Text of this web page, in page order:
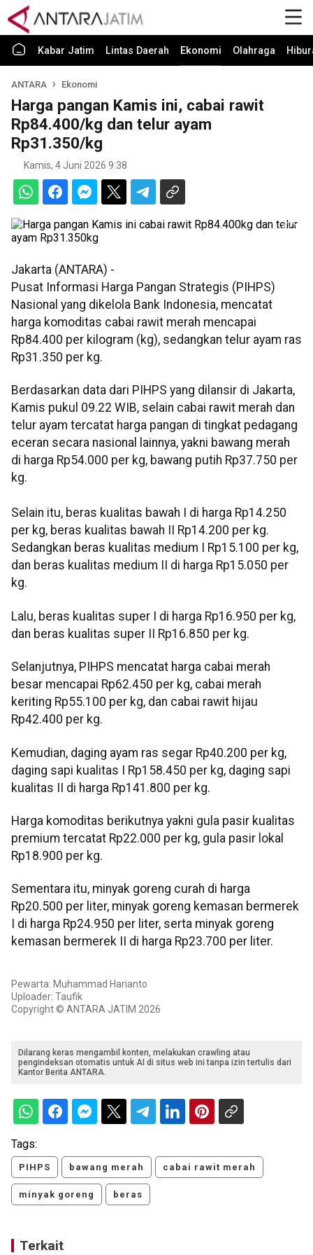
Kabar Jatim Lintas Daerah Ekonomi Olahraga
ANTARA Ekonomi
Harga pangan Kamis ini, cabai rawit
Rp84.400/kg dan telur ayam
Rp31.350/kg
Kamis, 4 Juni 2026 9:38
Jakarta (ANTARA) -
Pusat Informasi Harga Pangan Strategis (PIHPS)
Nasional yang dikelola Bank Indonesia, mencatat
harga komoditas cabai rawit merah mencapai
Rp84.400 per kilogram (kg), sedangkan telur ayam ras
Rp31.350 per kg.
Berdasarkan data dari PIHPS yang dilansir di Jakarta,
Kamis pukul 09.22 WIB, selain cabai rawit merah dan
telur ayam tercatat harga pangan di tingkat pedagang
eceran secara nasional lainnya, yakni bawang merah
di harga Rp54.000 per kg, bawang putih Rp37.750 per
kg.
Selain itu, beras kualitas bawah I di harga Rp14.250
per kg, beras kualitas bawah II Rp14.200 per kg.
Sedangkan beras kualitas medium I Rp15.100 per kg,
dan beras kualitas medium II di harga Rp15.050 per
kg.
Lalu, beras kualitas super I di harga Rp16.950 per kg,
dan beras kualitas super II Rp16.850 per kg.
Selanjutnya, PIHPS mencatat harga cabai merah
besar mencapai Rp62.450 per kg, cabai merah
keriting Rp55.100 per kg, dan cabai rawit hijau
Rp42.400 per kg.
Kemudian, daging ayam ras segar Rp40.200 per kg,
daging sapi kualitas I Rp158.450 per kg, daging sapi
kualitas II di harga Rp141.800 per kg.
Harga komoditas berikutnya yakni gula pasir kualitas
premium tercatat Rp22.000 per kg, gula pasir lokal
Rp18.900 per kg.
Sementara itu, minyak goreng curah di harga
Rp20.500 per liter, minyak goreng kemasan bermerek
I di harga Rp24.950 per liter, serta minyak goreng
kemasan bermerek II di harga Rp23.700 per liter.
Pewarta: Muhammad Harianto
Uploader: Taufik
Copyright © ANTARA JATIM 2026
Dilarang keras mengambil konten, melakukan crawling atau
pengindeksan otomatis untuk AI di situs web ini tanpa izin tertulis dari
Kantor Berita ANTARA.
Tags:
PIHPS bawang merah cabai rawit merah
minyak goreng beras
Terkait